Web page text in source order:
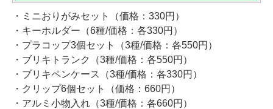
・ミニおりがみセット（価格：330円）
・キーホルダー（6種/価格：各330円）
・プラコップ3個セット（3種/価格：各550円）
・ブリキトランク（3種/価格：各550円）
・ブリキペンケース（3種/価格：各330円）
・クリップ6個セット（価格：660円）
・アルミ小物入れ（3種/価格：各660円）